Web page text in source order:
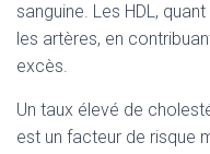
sanguine. Les HDL,
les artères, en
excès.
Un taux élevé de
est un facteur de risque